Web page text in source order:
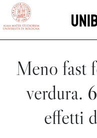
vai al contenuto della
Meno fast
verdura.
effetti